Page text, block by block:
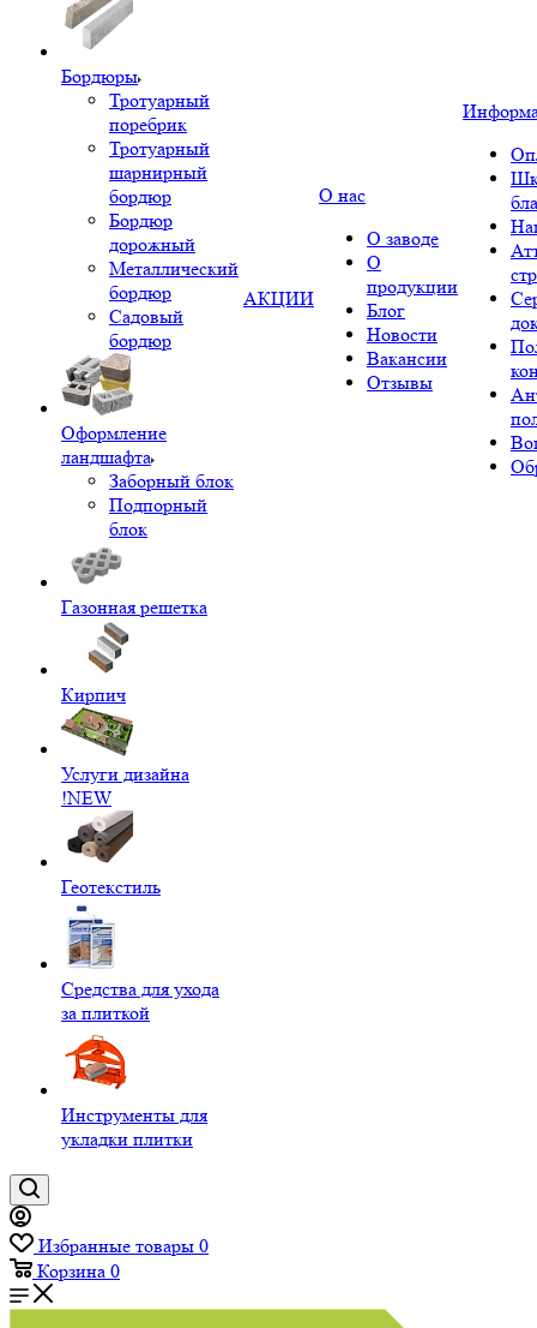
Бордюры
Тротуарный
поребрик
Тротуарный
шарнирный
бордюр
Бордюр
дорожный
Металлический
бордюр
Садовый
бордюр
Оформление
ландшафта
Заборный блок
Подпорный
блок
Газонная решетка
Кирпич
Услуги дизайна
!NEW
Геотекстиль
Средства для ухода
за плиткой
Инструменты для
укладки плитки
АКЦИИ
О нас
О заводе
О
продукции
Блог
Новости
Вакансии
Отзывы
Избранные товары 0
Корзина 0